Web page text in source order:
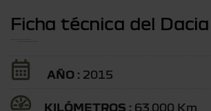
Ficha técnica del
AÑO : 2015
KILÓMETROS : 63.000 Km